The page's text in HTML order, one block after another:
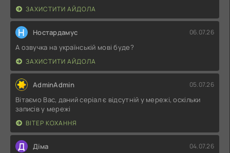
ЗАХИСТИТИ АЙДОЛА
Н Ностардамус 06.07.26
А озвучка на українській мові буде?
ЗАХИСТИТИ АЙДОЛА
AdminAdmin 05.07.26
Вітаємо Вас, даний серіал є відсутній у мережі, оскільки
записів у мережі
ВІТЕР КОХАННЯ
Д Діма 04.07.26